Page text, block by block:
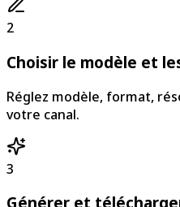
2
Choisir le modèle et
Réglez modèle, format,
votre canal.
3
Générer et